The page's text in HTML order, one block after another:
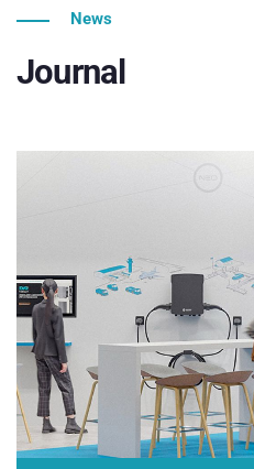
News
Journal